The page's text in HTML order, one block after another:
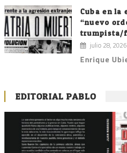
Cuba en la
“nuevo
trumpista/
julio 28, 2026
Enrique
EDITORIAL PABLO